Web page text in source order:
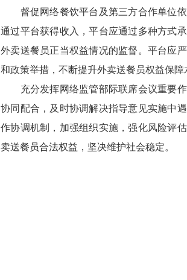
督促网络餐饮平台及第三方合作单位依
通过平台获得收入，平台应通过多种方式
外卖送餐员正当权益情况的监督。平台应
和政策举措，不断提升外卖送餐员权益保障
充分发挥网络监管部际联席会议重要作
协同配合，及时协调解决指导意见实施中
作协调机制，加强组织实施，强化风险评
卖送餐员合法权益，坚决维护社会稳定。